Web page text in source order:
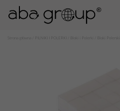
PILNIKI I POLERKI Bloki i Polerki Bloki Polerskie